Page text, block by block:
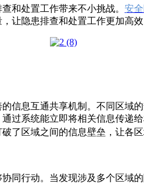
和处置工作带来不小挑战。 安
让隐患排查和处置工作更加高
信息互通共享机制。不同区域
过系统能立即将相关信息传递
了区域之间的信息壁垒，让各
同行动。当发现涉及多个区域